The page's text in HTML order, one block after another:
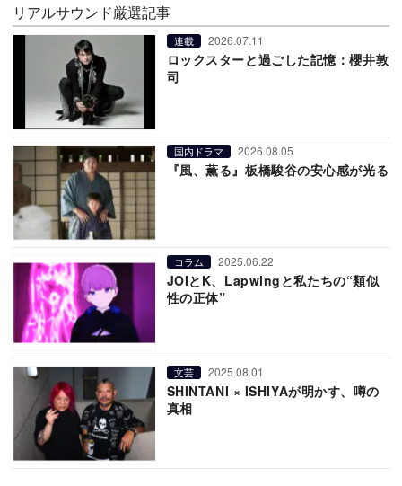
リアルサウンド厳選記事
連載 2026.07.11
ロックスターと過ごした記憶：櫻井敦
司
国内ドラマ 2026.08.05
『風、薫る』板橋駿谷の安心感が光る
コラム 2025.06.22
JOIとK、Lapwingと私たちの“類似
性の正体”
文芸 2025.08.01
SHINTANI × ISHIYAが明かす、噂の
真相